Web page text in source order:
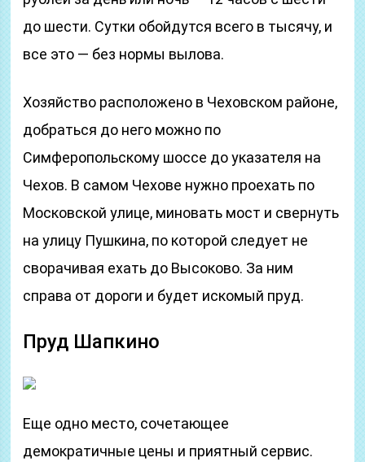
до шести. Сутки обойдутся всего в тысячу, и
все это — без нормы вылова.
Хозяйство расположено в Чеховском районе,
добраться до него можно по
Симферопольскому шоссе до указателя на
Чехов. В самом Чехове нужно проехать по
Московской улице, миновать мост и свернуть
на улицу Пушкина, по которой следует не
сворачивая ехать до Высоково. За ним
справа от дороги и будет искомый пруд.
Пруд Шапкино
Еще одно место, сочетающее
демократичные цены и приятный сервис.